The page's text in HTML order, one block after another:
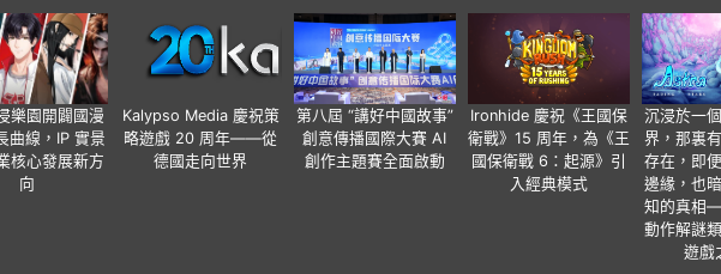
樂園開闢國漫
曲線，IP 實景
核心發展新方
向
Kalypso Media 慶祝策
略遊戲 20 周年——從
德國走向世界
第八屆 “講好中國故事”
創意傳播國際大賽 AI
創作主題賽全面啟動
Ironhide 慶祝《王國保
衛戰》15 周年，為《王
國保衛戰 6：起源》引
入經典模式
沉浸於一
界，那裏
存在，即
邊緣，也
知的真相
動作解謎
遊戲